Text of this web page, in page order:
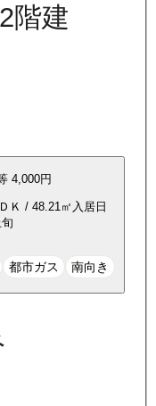
階建
4,000円
Ｋ / 48.21㎡ 入居日
都市ガス 南向き